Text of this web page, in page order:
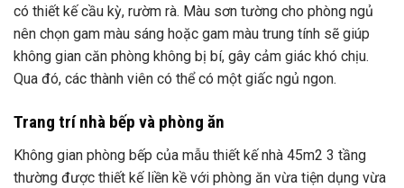
có thiết kế cầu kỳ, rườm rà. Màu sơn tường cho phòng ngủ
nên chọn gam màu sáng hoặc gam màu trung tính sẽ giúp
không gian căn phòng không bị bí, gây cảm giác khó chịu.
Qua đó, các thành viên có thể có một giấc ngủ ngon.
Trang trí nhà bếp và phòng ăn
Không gian phòng bếp của mẫu thiết kế nhà 45m2 3 tầng
thường được thiết kế liền kề với phòng ăn vừa tiện dụng vừa